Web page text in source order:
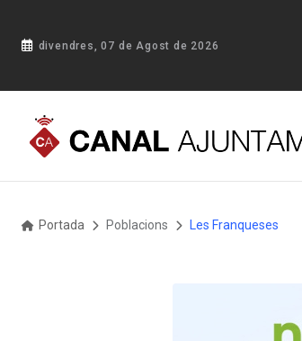
divendres, 07 de Agost de 2026
Portada Poblacions Les Franqueses